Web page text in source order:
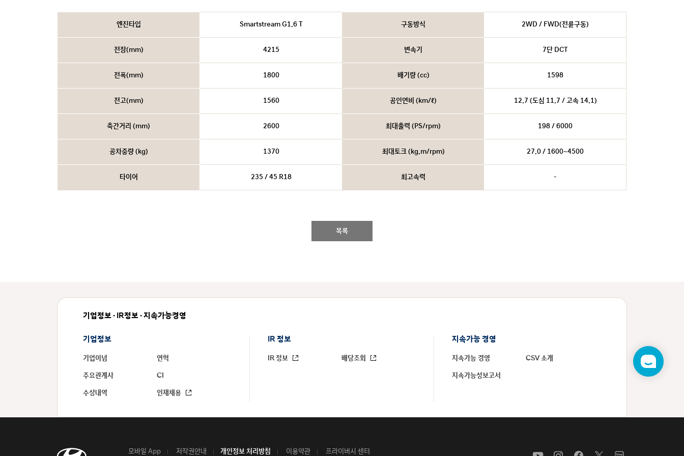
엔진타입 Smartstream G1.6 T 구동방식 2WD / FWD(전륜구동)
전장(mm) 4215 변속기 7단 DCT
전폭(mm) 1800 배기량 (cc) 1598
전고(mm) 1560 공인연비 (km/ℓ) 12.7 (도심 11.7 / 고속 14.1)
축간거리 (mm) 2600 최대출력 (PS/rpm) 198 / 6000
공차중량 (kg) 1370 최대토크 (kg.m/rpm) 27.0 / 1600~4500
타이어 235 / 45 R18 최고속력 -
목록
챗
봇
기업정보 · IR정보 · 지속가능경영
기업정보
기업이념 연혁
주요관계사 CI
수상내역 인재채용
IR 정보
IR 정보 배당조회
지속가능 경영
지속가능 경영 CSV 소개
지속가능성보고서
모바일 App 저작권안내 개인정보 처리방침 이용약관 프라이버시 센터